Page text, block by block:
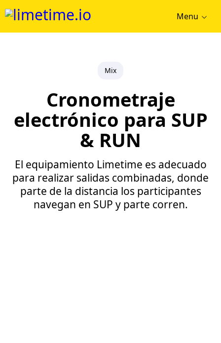
Menu
Mix
Cronometraje
electrónico para SUP
& RUN
El equipamiento Limetime es adecuado
para realizar salidas combinadas, donde
parte de la distancia los participantes
navegan en SUP y parte corren.